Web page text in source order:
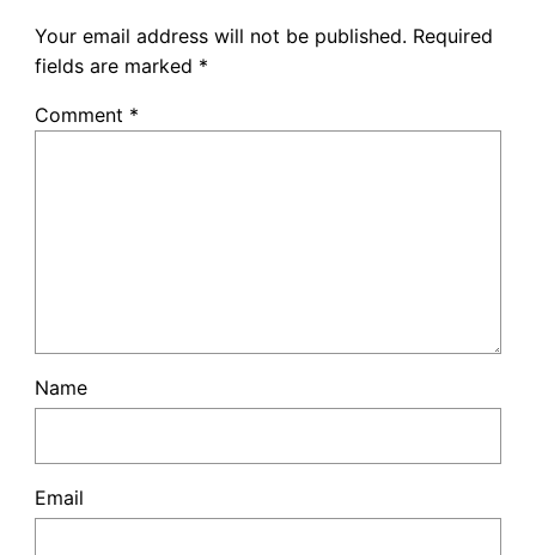
Your email address will not be published. Required
fields are marked *
Comment *
Name
Email